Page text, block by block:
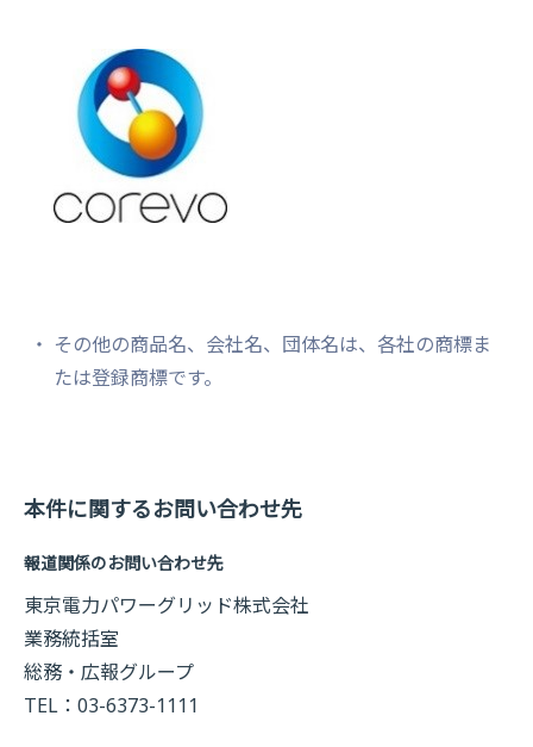
その他の商品名、会社名、団体名は、各社の商標ま
たは登録商標です。
本件に関するお問い合わせ先
報道関係のお問い合わせ先
東京電力パワーグリッド株式会社
業務統括室
総務・広報グループ
TEL：03-6373-1111